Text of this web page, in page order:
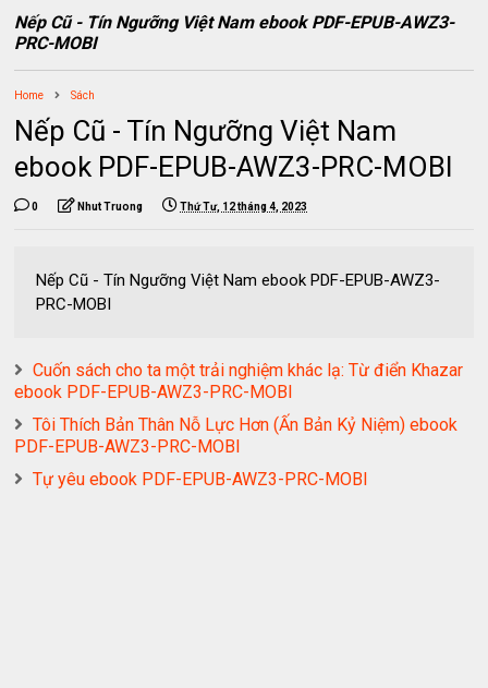
Nếp Cũ - Tín Ngưỡng Việt Nam ebook PDF-EPUB-AWZ3-
PRC-MOBI
Home Sách
Nếp Cũ - Tín Ngưỡng Việt Nam
ebook PDF-EPUB-AWZ3-PRC-MOBI
0 Nhut Truong Thứ Tư, 12 tháng 4, 2023
Nếp Cũ - Tín Ngưỡng Việt Nam ebook PDF-EPUB-AWZ3-
PRC-MOBI
Cuốn sách cho ta một trải nghiệm khác lạ: Từ điển Khazar
ebook PDF-EPUB-AWZ3-PRC-MOBI
Tôi Thích Bản Thân Nỗ Lực Hơn (Ấn Bản Kỷ Niệm) ebook
PDF-EPUB-AWZ3-PRC-MOBI
Tự yêu ebook PDF-EPUB-AWZ3-PRC-MOBI